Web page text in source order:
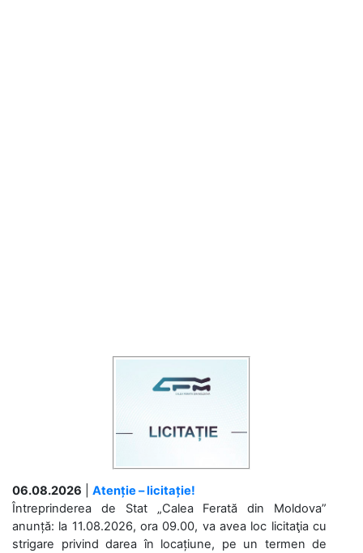
06.08.2026
Atenție – licitație!
Întreprinderea de Stat „Calea Ferată din Moldova”
anunță: la 11.08.2026, ora 09.00, va avea loc licitaţia cu
strigare privind darea în locațiune, pe un termen de